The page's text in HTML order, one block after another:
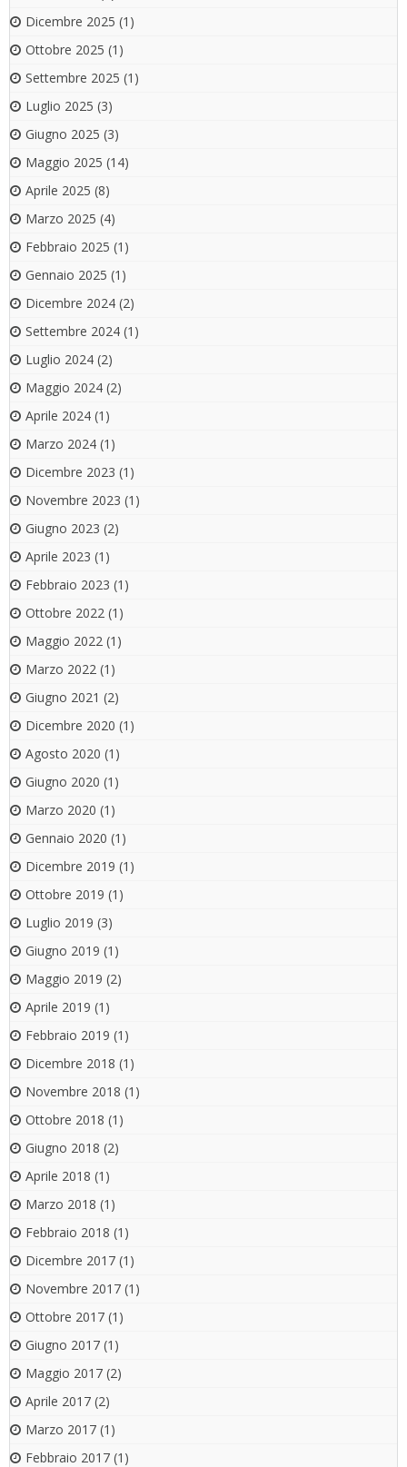
Dicembre 2025 (1)
Ottobre 2025 (1)
Settembre 2025 (1)
Luglio 2025 (3)
Giugno 2025 (3)
Maggio 2025 (14)
Aprile 2025 (8)
Marzo 2025 (4)
Febbraio 2025 (1)
Gennaio 2025 (1)
Dicembre 2024 (2)
Settembre 2024 (1)
Luglio 2024 (2)
Maggio 2024 (2)
Aprile 2024 (1)
Marzo 2024 (1)
Dicembre 2023 (1)
Novembre 2023 (1)
Giugno 2023 (2)
Aprile 2023 (1)
Febbraio 2023 (1)
Ottobre 2022 (1)
Maggio 2022 (1)
Marzo 2022 (1)
Giugno 2021 (2)
Dicembre 2020 (1)
Agosto 2020 (1)
Giugno 2020 (1)
Marzo 2020 (1)
Gennaio 2020 (1)
Dicembre 2019 (1)
Ottobre 2019 (1)
Luglio 2019 (3)
Giugno 2019 (1)
Maggio 2019 (2)
Aprile 2019 (1)
Febbraio 2019 (1)
Dicembre 2018 (1)
Novembre 2018 (1)
Ottobre 2018 (1)
Giugno 2018 (2)
Aprile 2018 (1)
Marzo 2018 (1)
Febbraio 2018 (1)
Dicembre 2017 (1)
Novembre 2017 (1)
Ottobre 2017 (1)
Giugno 2017 (1)
Maggio 2017 (2)
Aprile 2017 (2)
Marzo 2017 (1)
Febbraio 2017 (1)